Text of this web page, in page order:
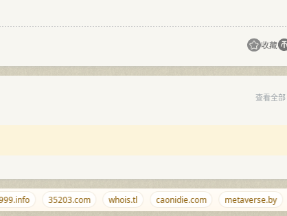
收藏
查看全部
35203.com whois.tl caonidie.com metaverse.by